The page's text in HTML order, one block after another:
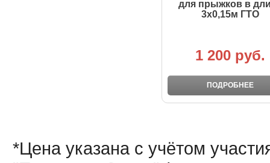
для прыжков в
3х0,15м ГТО
1 200 руб.
ПОДРОБНЕЕ
*Цена указана с учётом